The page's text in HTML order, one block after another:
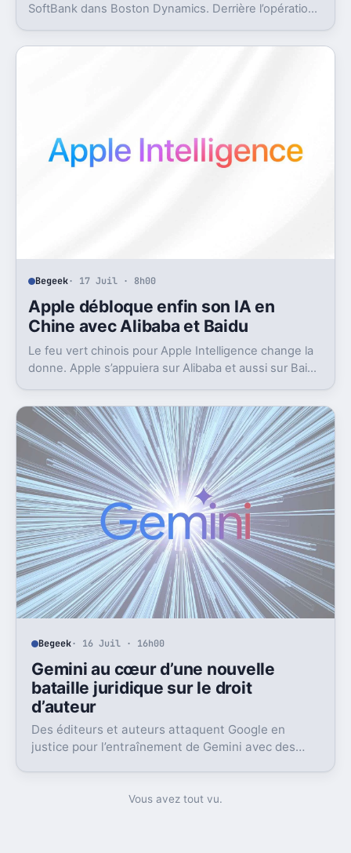
SoftBank dans Boston Dynamics. Derrière l’opération,
Begeek· 17 Juil · 8h00
Apple débloque enfin son IA en
Chine avec Alibaba et Baidu
Le feu vert chinois pour Apple Intelligence change la
donne. Apple s’appuiera sur Alibaba et aussi sur Baidu
Begeek· 16 Juil · 16h00
Gemini au cœur d’une nouvelle
bataille juridique sur le droit
d’auteur
Des éditeurs et auteurs attaquent Google en
justice pour l’entraînement de Gemini avec des